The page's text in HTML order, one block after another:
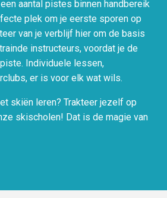
aantal pistes binnen handbereik
plek om je eerste sporen op
van je verblijf hier om de basis
instructeurs, voordat je de
Individuele lessen,
er is voor elk wat wils.
skiën leren? Trakteer jezelf op
skischolen! Dat is de magie van